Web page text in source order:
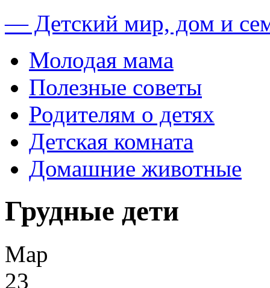
— Детский мир, дом и
Молодая мама
Полезные советы
Родителям о детях
Детская комната
Домашние животные
Грудные дети
Мар
23